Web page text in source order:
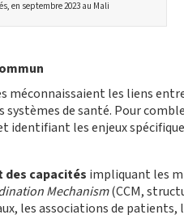
en septembre 2023 au Mali
les liens
de santé. Pour
identifiant les enjeux
capacités impliquant les
Mechanism(CCM,
les associations de patients,